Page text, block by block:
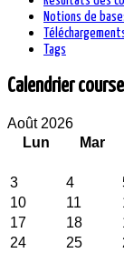
Notions de
Tags
Calendrier
Août 2026
Lun
Mar
3
4
10
11
17
18
24
25